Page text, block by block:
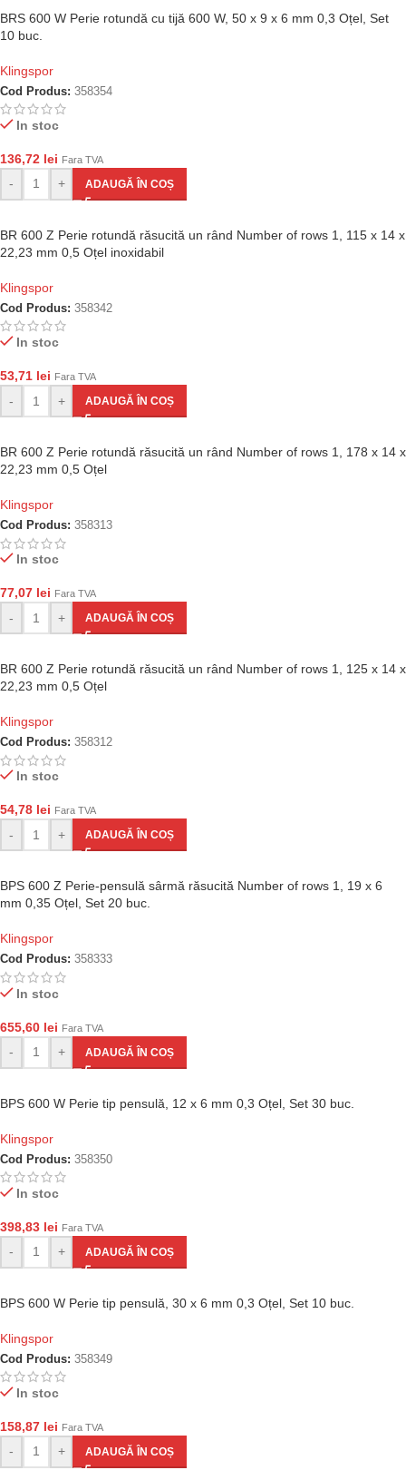
BRS 600 W Perie rotundă cu tijă 600 W, 50 x 9 x 6 mm 0,3 Oțel, Set
10 buc.
Klingspor
Cod Produs: 358354
In stoc
136,72 lei Fara TVA
- + ADAUGĂ ÎN COȘ
BR 600 Z Perie rotundă răsucită un rând Number of rows 1, 115 x 14 x
22,23 mm 0,5 Oțel inoxidabil
Klingspor
Cod Produs: 358342
In stoc
53,71 lei Fara TVA
- + ADAUGĂ ÎN COȘ
BR 600 Z Perie rotundă răsucită un rând Number of rows 1, 178 x 14 x
22,23 mm 0,5 Oțel
Klingspor
Cod Produs: 358313
In stoc
77,07 lei Fara TVA
- + ADAUGĂ ÎN COȘ
BR 600 Z Perie rotundă răsucită un rând Number of rows 1, 125 x 14 x
22,23 mm 0,5 Oțel
Klingspor
Cod Produs: 358312
In stoc
54,78 lei Fara TVA
- + ADAUGĂ ÎN COȘ
BPS 600 Z Perie-pensulă sârmă răsucită Number of rows 1, 19 x 6
mm 0,35 Oțel, Set 20 buc.
Klingspor
Cod Produs: 358333
In stoc
655,60 lei Fara TVA
- + ADAUGĂ ÎN COȘ
BPS 600 W Perie tip pensulă, 12 x 6 mm 0,3 Oțel, Set 30 buc.
Klingspor
Cod Produs: 358350
In stoc
398,83 lei Fara TVA
- + ADAUGĂ ÎN COȘ
BPS 600 W Perie tip pensulă, 30 x 6 mm 0,3 Oțel, Set 10 buc.
Klingspor
Cod Produs: 358349
In stoc
158,87 lei Fara TVA
- + ADAUGĂ ÎN COȘ